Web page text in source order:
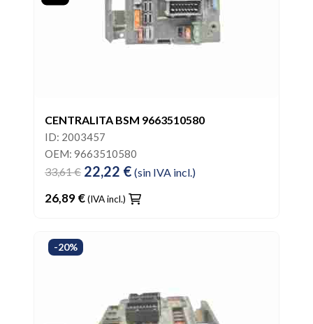
CENTRALITA BSM 9663510580
ID: 2003457
OEM: 9663510580
33,61 € 22,22 € (sin IVA incl.)
26,89 €(IVA incl.)
-20%